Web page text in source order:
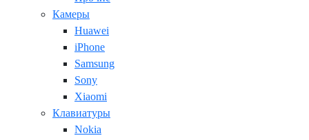
Камеры
Huawei
iPhone
Samsung
Sony
Xiaomi
Клавиатуры
Nokia